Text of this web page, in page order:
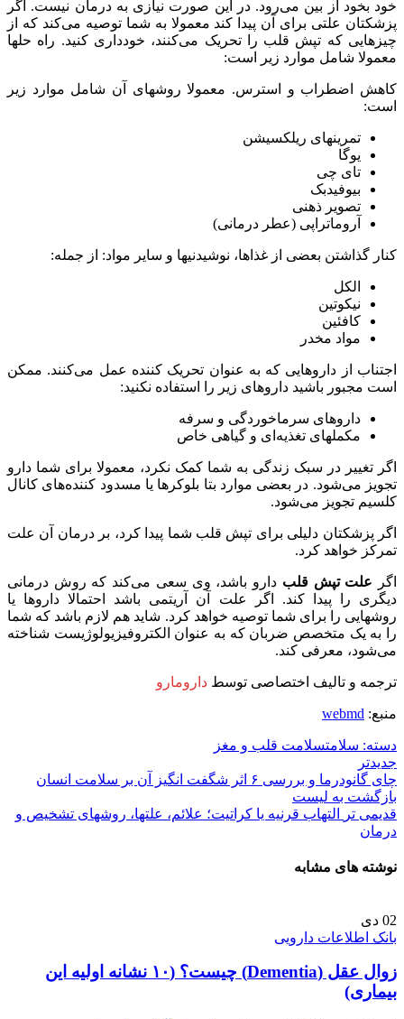
خود بخود از بین می‌رود. در این صورت نیازی به درمان نیست. اگر
پزشکتان علتی برای آن پیدا کند معمولا به شما توصیه می‌کند که از
چیزهایی که تپش قلب را تحریک می‌کنند، خودداری کنید. راه حلها
معمولا شامل موارد زیر است:
کاهش اضطراب و استرس. معمولا روشهای آن شامل موارد زیر
است:
تمرینهای ریلکسیشن
یوگا
تای چی
بیوفیدبک
تصویر ذهنی
آروماتراپی (عطر درمانی)
کنار گذاشتن بعضی از غذاها، نوشیدنیها و سایر مواد: از جمله:
الکل
نیکوتین
کافئین
مواد مخدر
اجتناب از داروهایی که به عنوان تحریک کننده عمل می‌کنند. ممکن
است مجبور باشید داروهای زیر را استفاده نکنید:
داروهای سرماخوردگی و سرفه
مکملهای تغذیه‌ای و گیاهی خاص
اگر تغییر در سبک زندگی به شما کمک نکرد، معمولا برای شما دارو
تجویز می‌شود. در بعضی موارد بتا بلوکرها یا مسدود کننده‌های کانال
کلسیم تجویز می‌شود.
اگر پزشکتان دلیلی برای تپش قلب شما پیدا کرد، بر درمان آن علت
تمرکز خواهد کرد.
اگر علت تپش قلب دارو باشد، وی سعی می‌کند که روش درمانی
دیگری را پیدا کند. اگر علت آن آریتمی باشد احتمالا داروها یا
روشهایی را برای شما توصیه خواهد کرد. شاید هم لازم باشد که شما
را به یک متخصص ضربان که به عنوان الکتروفیزیولوژیست شناخته
می‌شود، معرفی کند.
ترجمه و تالیف اختصاصی توسط دارومارو
منبع: webmd
دسته: سلامتسلامت قلب و مغز
جدیدتر
چای گانودرما و بررسی ۶ اثر شگفت انگیز آن بر سلامت انسان
بازگشت به لیست
قدیمی تر
التهاب قرنیه یا کراتیت؛ علائم، علتها، روشهای تشخیص و
درمان
نوشته های مشابه
02 دی
بانک اطلاعات دارویی
زوال عقل (Dementia) چیست؟ (۱۰ نشانه اولیه این
بیماری)